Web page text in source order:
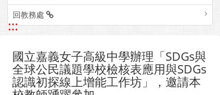
回教務處
:::
國立嘉義女子高級中學辦理「SDGs與
全球公民議題學校檢核表應用與SDGs
認識初探線上增能工作坊」，邀請本